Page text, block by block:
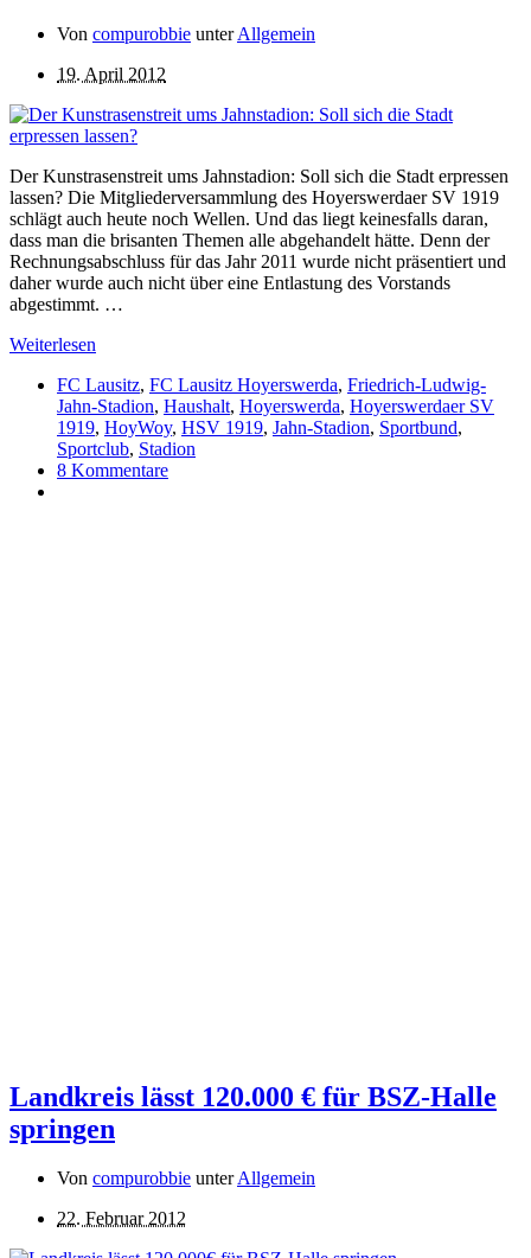
Von compurobbie unterAllgemein
19. April 2012
Der Kunstrasenstreit ums Jahnstadion: Soll sich die Stadt erpressen
lassen? Die Mitgliederversammlung des Hoyerswerdaer SV 1919
schlägt auch heute noch Wellen. Und das liegt keinesfalls daran,
dass man die brisanten Themen alle abgehandelt hätte. Denn der
Rechnungsabschluss für das Jahr 2011 wurde nicht präsentiert und
daher wurde auch nicht über eine Entlastung des Vorstands
abgestimmt. …
Weiterlesen
FC Lausitz, FC Lausitz Hoyerswerda, Friedrich-Ludwig-
Jahn-Stadion, Haushalt, Hoyerswerda, Hoyerswerdaer SV
1919, HoyWoy, HSV 1919, Jahn-Stadion, Sportbund,
Sportclub, Stadion
8 Kommentare
Landkreis lässt 120.000 € für BSZ-Halle
springen
Von compurobbie unterAllgemein
22. Februar 2012